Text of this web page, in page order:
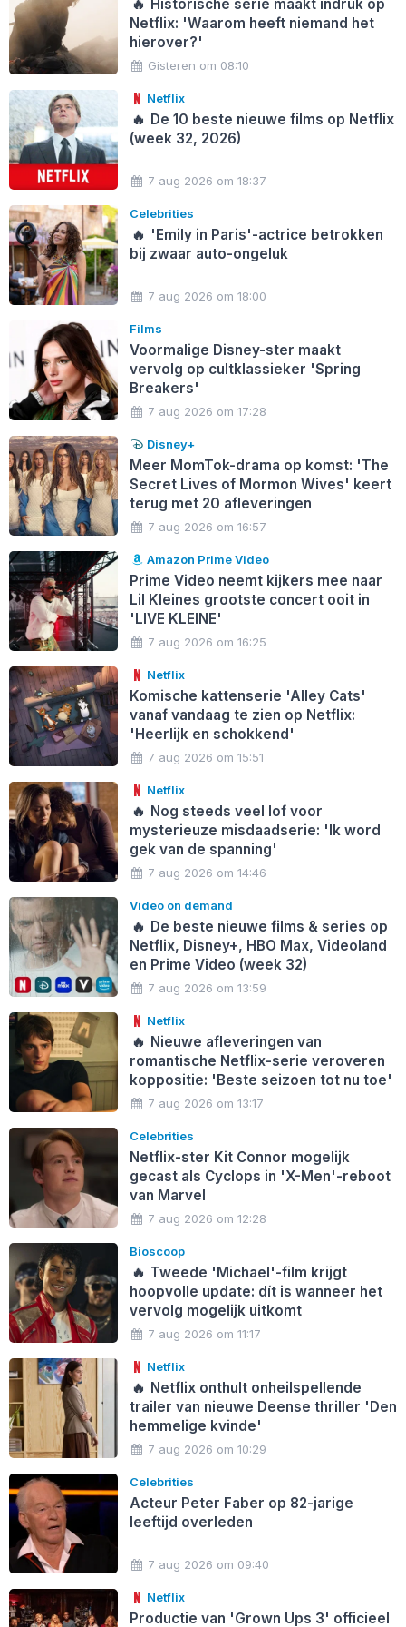
🔥 Historische serie maakt indruk op
Netflix: 'Waarom heeft niemand het
hierover?'
Gisteren om 08:10
Netflix
🔥 De 10 beste nieuwe films op Netflix
(week 32, 2026)
7 aug 2026 om 18:37
Celebrities
🔥 'Emily in Paris'-actrice betrokken
bij zwaar auto-ongeluk
7 aug 2026 om 18:00
Films
Voormalige Disney-ster maakt
vervolg op cultklassieker 'Spring
Breakers'
7 aug 2026 om 17:28
Disney+
Meer MomTok-drama op komst: 'The
Secret Lives of Mormon Wives' keert
terug met 20 afleveringen
7 aug 2026 om 16:57
Amazon Prime Video
Prime Video neemt kijkers mee naar
Lil Kleines grootste concert ooit in
'LIVE KLEINE'
7 aug 2026 om 16:25
Netflix
Komische kattenserie 'Alley Cats'
vanaf vandaag te zien op Netflix:
'Heerlijk en schokkend'
7 aug 2026 om 15:51
Netflix
🔥 Nog steeds veel lof voor
mysterieuze misdaadserie: 'Ik word
gek van de spanning'
7 aug 2026 om 14:46
Video on demand
🔥 De beste nieuwe films & series op
Netflix, Disney+, HBO Max, Videoland
en Prime Video (week 32)
7 aug 2026 om 13:59
Netflix
🔥 Nieuwe afleveringen van
romantische Netflix-serie veroveren
koppositie: 'Beste seizoen tot nu toe'
7 aug 2026 om 13:17
Celebrities
Netflix-ster Kit Connor mogelijk
gecast als Cyclops in 'X-Men'-reboot
van Marvel
7 aug 2026 om 12:28
Bioscoop
🔥 Tweede 'Michael'-film krijgt
hoopvolle update: dít is wanneer het
vervolg mogelijk uitkomt
7 aug 2026 om 11:17
Netflix
🔥 Netflix onthult onheilspellende
trailer van nieuwe Deense thriller 'Den
hemmelige kvinde'
7 aug 2026 om 10:29
Celebrities
Acteur Peter Faber op 82-jarige
leeftijd overleden
7 aug 2026 om 09:40
Netflix
Productie van 'Grown Ups 3' officieel